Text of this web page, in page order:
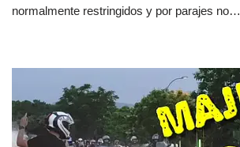
normalmente restringidos y por parajes no…